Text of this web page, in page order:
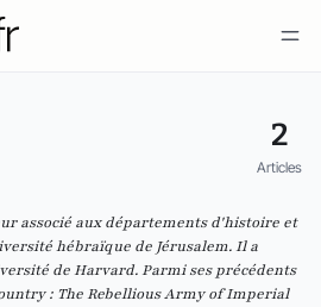
2
Articles
associé aux départements d'histoire et
hébraïque de Jérusalem. Il a
de Harvard. Parmi ses précédents
: The Rebellious Army of Imperial